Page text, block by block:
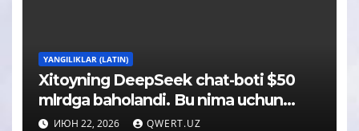
YANGILIKLAR (LATIN)
Xitoyning DeepSeek chat-boti $50
mlrdga baholandi. Bu nima uchun
muhim
ИЮН 22, 2026 QWERT.UZ